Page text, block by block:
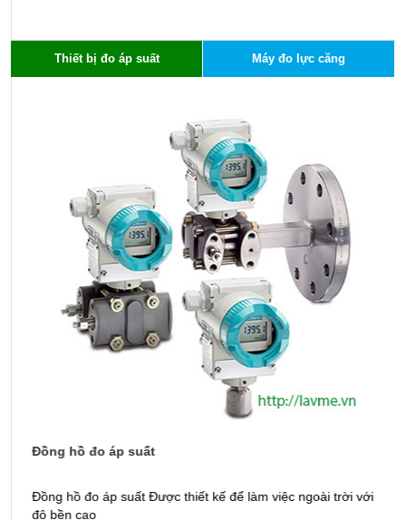
Thiết bị đo áp suất Máy đo lực căng
Đồng hồ đo áp suất
Đồng hồ đo áp suất Được thiết kế để làm việc ngoài trời với
độ bền cao